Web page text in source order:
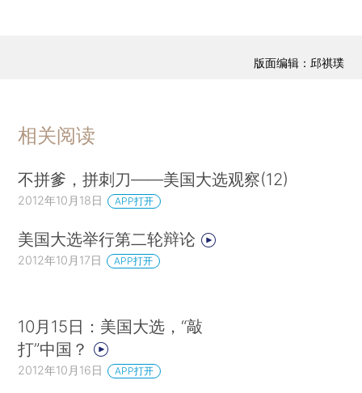
版面编辑：邱祺璞
相关阅读
不拼爹，拼刺刀——美国大选观察(12)
2012年10月18日 APP打开
美国大选举行第二轮辩论
2012年10月17日 APP打开
10月15日：美国大选，“敲
打”中国？
2012年10月16日 APP打开